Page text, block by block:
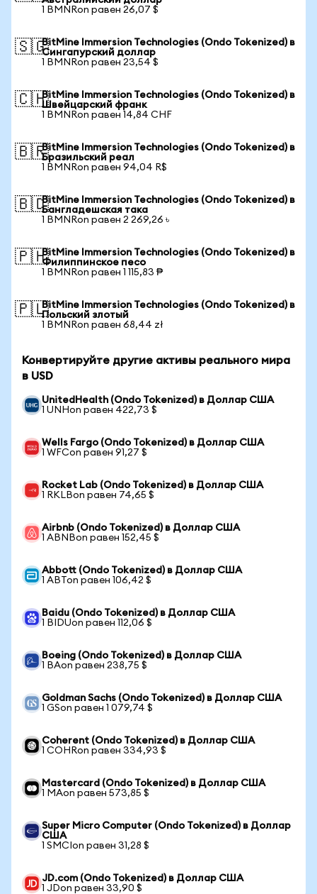
1 BMNRon равен 26,07 $
🇸🇬BitMine Immersion Technologies (Ondo Tokenized) в
Сингапурский доллар
1 BMNRon равен 23,54 $
🇨🇭BitMine Immersion Technologies (Ondo Tokenized) в
Швейцарский франк
1 BMNRon равен 14,84 CHF
🇧🇷BitMine Immersion Technologies (Ondo Tokenized) в
Бразильский реал
1 BMNRon равен 94,04 R$
🇧🇩BitMine Immersion Technologies (Ondo Tokenized) в
Бангладешская така
1 BMNRon равен 2 269,26 ৳
🇵🇭BitMine Immersion Technologies (Ondo Tokenized) в
Филиппинское песо
1 BMNRon равен 1 115,83 ₱
🇵🇱BitMine Immersion Technologies (Ondo Tokenized) в
Польский злотый
1 BMNRon равен 68,44 zł
Конвертируйте другие активы реального мира
в USD
UnitedHealth (Ondo Tokenized) в Доллар США
1 UNHon равен 422,73 $
Wells Fargo (Ondo Tokenized) в Доллар США
1 WFCon равен 91,27 $
Rocket Lab (Ondo Tokenized) в Доллар США
1 RKLBon равен 74,65 $
Airbnb (Ondo Tokenized) в Доллар США
1 ABNBon равен 152,45 $
Abbott (Ondo Tokenized) в Доллар США
1 ABTon равен 106,42 $
Baidu (Ondo Tokenized) в Доллар США
1 BIDUon равен 112,06 $
Boeing (Ondo Tokenized) в Доллар США
1 BAon равен 238,75 $
Goldman Sachs (Ondo Tokenized) в Доллар США
1 GSon равен 1 079,74 $
Coherent (Ondo Tokenized) в Доллар США
1 COHRon равен 334,93 $
Mastercard (Ondo Tokenized) в Доллар США
1 MAon равен 573,85 $
Super Micro Computer (Ondo Tokenized) в Доллар
США
1 SMCIon равен 31,28 $
JD.com (Ondo Tokenized) в Доллар США
1 JDon равен 33,90 $